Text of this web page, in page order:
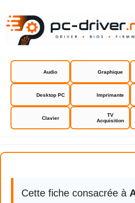
Audio Graphique
Desktop PC Imprimante
Clavier
TV
Acquisition
AMD
Cette fiche consacrée à